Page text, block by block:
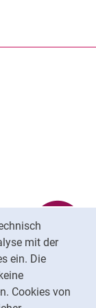
mit der
ein. Die
Cookies von